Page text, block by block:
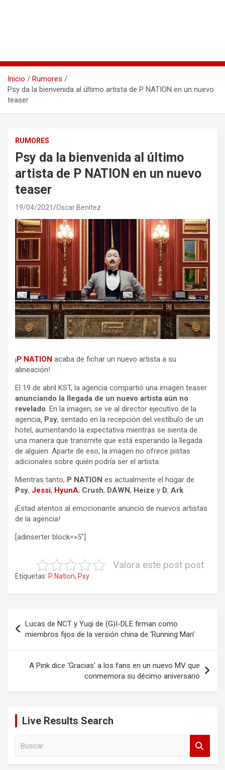
Inicio
Rumores
Psy da la bienvenida al último artista de P NATION en un nuevo
teaser
RUMORES
Psy da la bienvenida al último
artista de P NATION en un nuevo
teaser
19/04/2021 Oscar Benitez
¡P NATION acaba de fichar un nuevo artista a su
alineación!
El 19 de abril KST, la agencia compartió una imagen teaser
anunciando la llegada de un nuevo artista aún no
revelado. En la imagen, se ve al director ejecutivo de la
agencia, Psy, sentado en la recepción del vestíbulo de un
hotel, aumentando la expectativa mientras se sienta de
una manera que transmite que está esperando la llegada
de alguien. Aparte de eso, la imagen no ofrece pistas
adicionales sobre quién podría ser el artista.
Mientras tanto, P NATION es actualmente el hogar de
Psy, Jessi, HyunA, Crush, DAWN, Heize y D. Ark.
¡Estad atentos al emocionante anuncio de nuevos artistas
de la agencia!
[adinserter block=»5″]
Valora este post post
Etiquetas: P Nation, Psy
de
entradas
Lucas de NCT y Yuqi de (G)I-DLE firman como
miembros fijos de la versión china de ‘Running Man’
A Pink dice ‘Gracias’ a los fans en un nuevo MV que
conmemora su décimo aniversario
Live Results Search